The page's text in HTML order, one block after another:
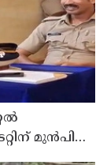
മുൻപില്‍